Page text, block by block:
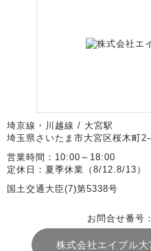
埼京線・川越線 / 大宮駅
埼玉県さいたま市大宮区桜木町
営業時間：10:00～18:00
定休日：夏季休業（8/12.8/13）
国土交通大臣(7)第5338号
お問合せ番号
株式会社エイブル